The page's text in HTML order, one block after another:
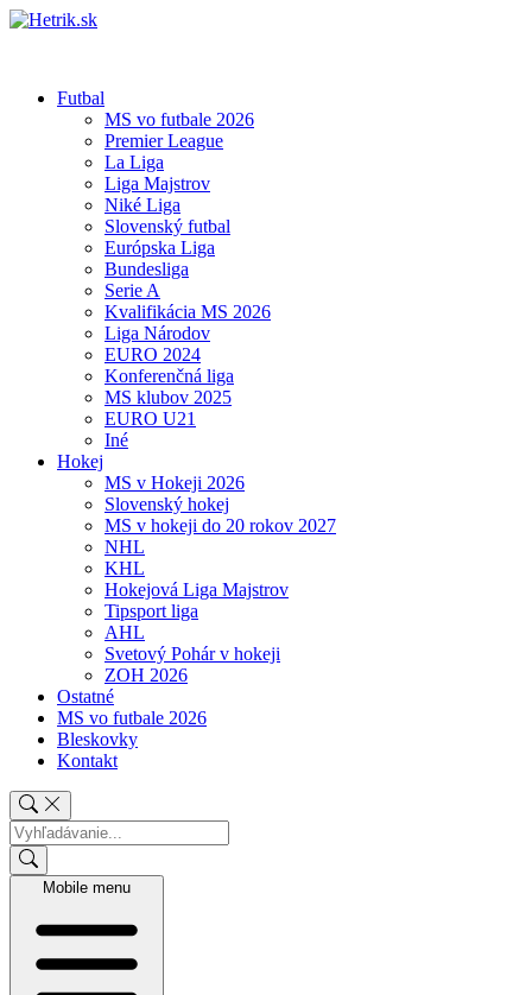
Futbal
MS vo futbale 2026
Premier League
La Liga
Liga Majstrov
Niké Liga
Slovenský futbal
Európska Liga
Bundesliga
Serie A
Kvalifikácia MS 2026
Liga Národov
EURO 2024
Konferenčná liga
MS klubov 2025
EURO U21
Iné
Hokej
MS v Hokeji 2026
Slovenský hokej
MS v hokeji do 20 rokov 2027
NHL
KHL
Hokejová Liga Majstrov
Tipsport liga
AHL
Svetový Pohár v hokeji
ZOH 2026
Ostatné
MS vo futbale 2026
Bleskovky
Kontakt
Mobile menu